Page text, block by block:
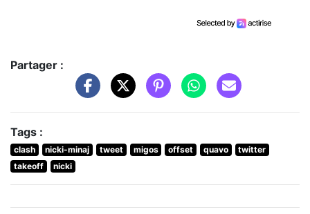
Partager :
Tags :
clash nicki-minaj tweet migos offset quavo
twitter
takeoff
nicki